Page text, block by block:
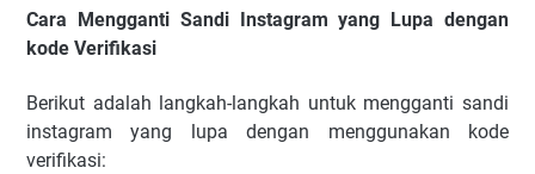
Cara Mengganti Sandi Instagram yang Lupa dengan
kode Verifikasi
Berikut adalah langkah-langkah untuk mengganti sandi
instagram yang lupa dengan menggunakan kode
verifikasi: